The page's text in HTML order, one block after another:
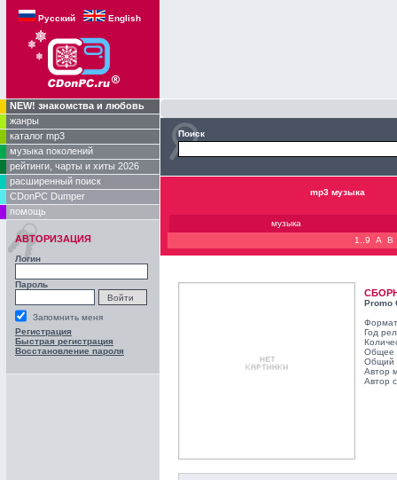
Русский English
NEW! знакомства и любовь
жанры
каталог mp3
музыка поколений
рейтинги, чарты и хиты 2026
расширенный поиск
CDonPC Dumper
помощь
АВТОРИЗАЦИЯ
Логин
Пароль
Запомнить меня
Регистрация
Быстрая регистрация
Восстановление пароля
Поиск
mp3 музыка
музыка
1..9
A B
Promo
Год
Общее
Общий
Автор
Автор